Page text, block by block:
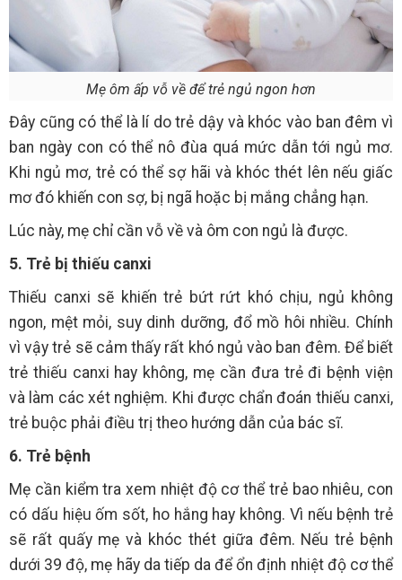
Mẹ ôm ấp vỗ về để trẻ ngủ ngon hơn
Đây cũng có thể là lí do trẻ dậy và khóc vào ban đêm vì
ban ngày con có thể nô đùa quá mức dẫn tới ngủ mơ.
Khi ngủ mơ, trẻ có thể sợ hãi và khóc thét lên nếu giấc
mơ đó khiến con sợ, bị ngã hoặc bị mắng chẳng hạn.
Lúc này, mẹ chỉ cần vỗ về và ôm con ngủ là được.
5. Trẻ bị thiếu canxi
Thiếu canxi sẽ khiến trẻ bứt rứt khó chịu, ngủ không
ngon, mệt mỏi, suy dinh dưỡng, đổ mồ hôi nhiều. Chính
vì vậy trẻ sẽ cảm thấy rất khó ngủ vào ban đêm. Để biết
trẻ thiếu canxi hay không, mẹ cần đưa trẻ đi bệnh viện
và làm các xét nghiệm. Khi được chẩn đoán thiếu canxi,
trẻ buộc phải điều trị theo hướng dẫn của bác sĩ.
6. Trẻ bệnh
Mẹ cần kiểm tra xem nhiệt độ cơ thể trẻ bao nhiêu, con
có dấu hiệu ốm sốt, ho hắng hay không. Vì nếu bệnh trẻ
sẽ rất quấy mẹ và khóc thét giữa đêm. Nếu trẻ bệnh
dưới 39 độ, mẹ hãy da tiếp da để ổn định nhiệt độ cơ thể